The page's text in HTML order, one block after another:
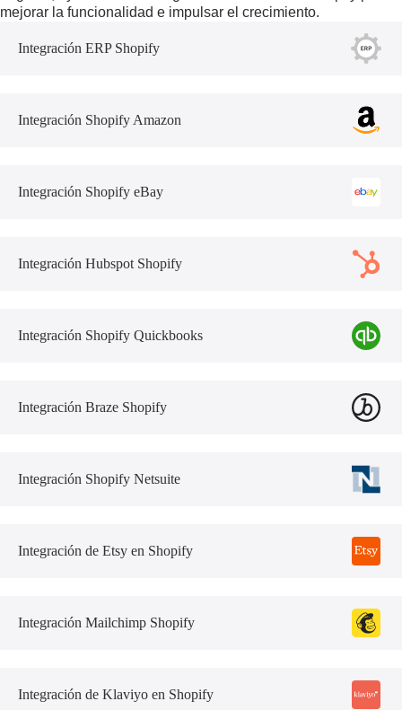
mejorar la funcionalidad e impulsar el crecimiento.
Integración ERP Shopify
Integración Shopify Amazon
Integración Shopify eBay
Integración Hubspot Shopify
Integración Shopify Quickbooks
Integración Braze Shopify
Integración Shopify Netsuite
Integración de Etsy en Shopify
Integración Mailchimp Shopify
Integración de Klaviyo en Shopify